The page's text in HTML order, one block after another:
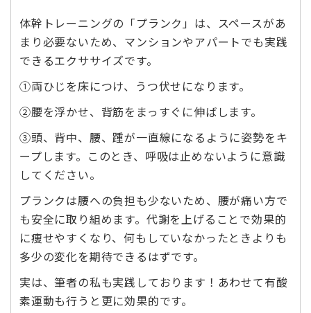
体幹トレーニングの「プランク」は、スペースがあ
まり必要ないため、マンションやアパートでも実践
できるエクササイズです。
①両ひじを床につけ、うつ伏せになります。
②腰を浮かせ、背筋をまっすぐに伸ばします。
③頭、背中、腰、踵が一直線になるように姿勢をキ
ープします。このとき、呼吸は止めないように意識
してください。
プランクは腰への負担も少ないため、腰が痛い方で
も安全に取り組めます。代謝を上げることで効果的
に痩せやすくなり、何もしていなかったときよりも
多少の変化を期待できるはずです。
実は、筆者の私も実践しております！あわせて有酸
素運動も行うと更に効果的です。